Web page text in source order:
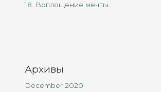
18. Воплощение мечты.
Архивы
December 2020